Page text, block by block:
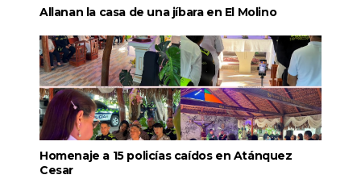
Allanan la casa de una jíbara en El Molino
Homenaje a 15 policías caídos en Atánquez
Cesar